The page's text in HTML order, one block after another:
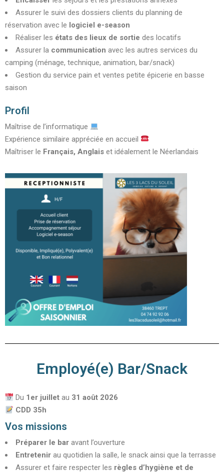
Assurer le suivi des dossiers clients du planning de
réservation avec le logiciel e-season
Réaliser les états des lieux de sortie des locatifs
Assurer la communication avec les autres services du
camping (ménage, technique, animation, bar/snack)
Gestion du service pain et ventes petite épicerie en basse
saison
Profil
Maîtrise de l’informatique
Expérience similaire appréciée en accueil
Maîtriser le Français, Anglais et idéalement le Néerlandais
Employé(e) Bar/Snack
Du 1er juillet au 31 août 2026
CDD 35h
Vos missions
Préparer le bar avant l’ouverture
Entretenir au quotidien la salle, le snack ainsi que la terrasse
Assurer et faire respecter les règles d’hygiène et de